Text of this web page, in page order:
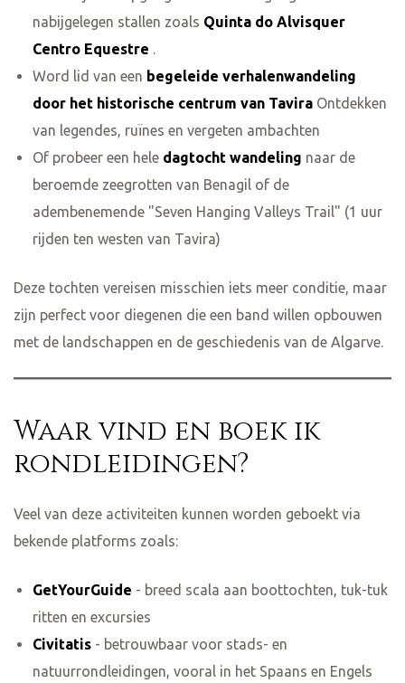
nabijgelegen stallen zoals Quinta do Alvisquer
Centro Equestre .
Word lid van een begeleide verhalenwandeling
door het historische centrum van TaviraOntdekken
van legendes, ruïnes en vergeten ambachten
Of probeer een hele dagtocht wandeling naar de
beroemde zeegrotten van Benagil of de
adembenemende "Seven Hanging Valleys Trail" (1 uur
rijden ten westen van Tavira)
Deze tochten vereisen misschien iets meer conditie, maar
zijn perfect voor diegenen die een band willen opbouwen
met de landschappen en de geschiedenis van de Algarve.
Waar vind en boek ik
rondleidingen?
Veel van deze activiteiten kunnen worden geboekt via
bekende platforms zoals:
GetYourGuide - breed scala aan boottochten, tuk-tuk
ritten en excursies
Civitatis - betrouwbaar voor stads- en
natuurrondleidingen, vooral in het Spaans en Engels